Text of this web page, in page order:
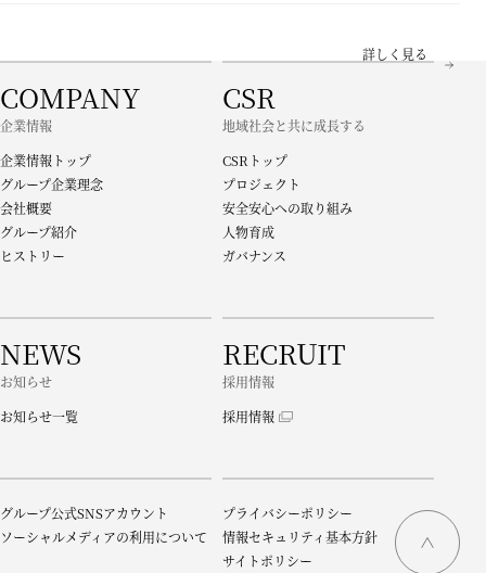
詳しく見る
COMPANY
企業情報
企業情報トップ
グループ企業理念
会社概要
グループ紹介
ヒストリー
CSR
地域社会と共に成長する
CSRトップ
プロジェクト
安全安心への取り組み
人物育成
ガバナンス
NEWS
お知らせ
お知らせ一覧
RECRUIT
採用情報
採用情報
グループ公式SNSアカウント
ソーシャルメディアの利用について
プライバシーポリシー
情報セキュリティ基本方針
サイトポリシー